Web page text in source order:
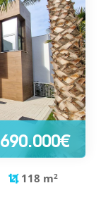
690.000€
118 m2